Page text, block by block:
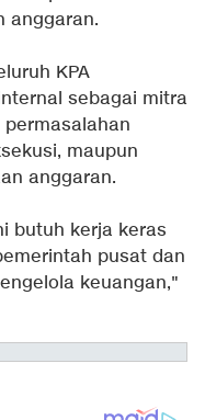
anggaran.
KPA
sebagai mitra
permasalahan
maupun
anggaran.
butuh kerja keras
pusat dan
keuangan,"